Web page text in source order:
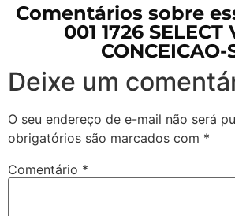
Comentários sobre
001 1726 SELECT
CONCEICAO-
Deixe um
O seu endereço de e-mail não será
obrigatórios são marcados com *
Comentário *